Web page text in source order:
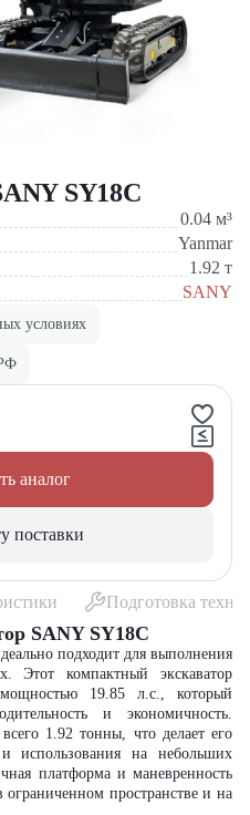
SY18C
0.04 м³
Yanmar
1.92 т
SANY
условиях
аналог
поставки
Подготовка
SANY SY18C
подходит для выполнения
Этот компактный экскаватор
19.85 л.с., который
и экономичность.
1.92 тонны, что делает его
использования на небольших
платформа и маневренность
ограниченном пространстве и на